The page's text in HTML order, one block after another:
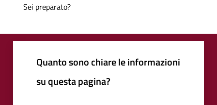
Sei preparato?
Quanto sono chiare le informazioni
su questa pagina?